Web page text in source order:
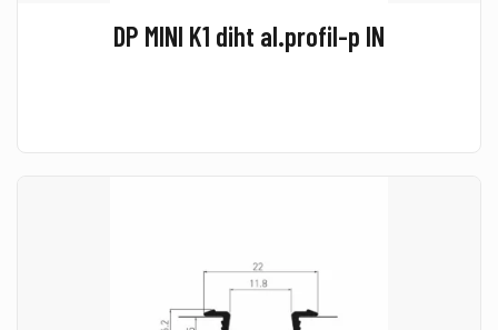
DP MINI K1 diht al.profil-p IN